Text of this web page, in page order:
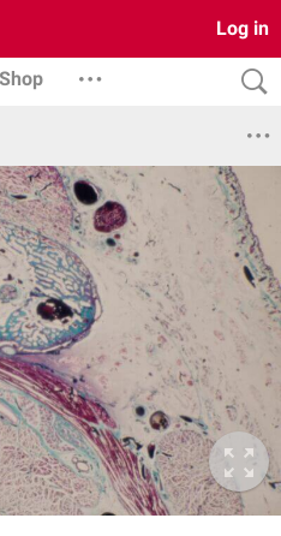
Log in
Shop